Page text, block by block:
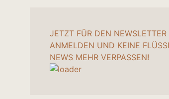
JETZT FÜR DEN NEWSLETTER
ANMELDEN UND KEINE
NEWS MEHR VERPASSEN!